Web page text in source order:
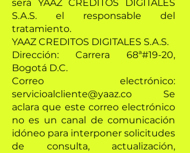
será YAAZ CREDITOS DIGITALES
S.A.S. el responsable del
tratamiento.
YAAZ CREDITOS DIGITALES S.A.S.
Dirección: Carrera 68ª#19-20,
Bogotá D.C.
Correo electrónico:
servicioalcliente@yaaz.co Se
aclara que este correo electrónico
no es un canal de comunicación
idóneo para interponer solicitudes
de consulta, actualización,